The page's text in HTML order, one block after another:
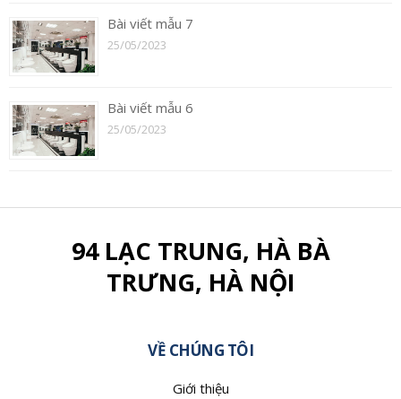
Bài viết mẫu 7
25/05/2023
Bài viết mẫu 6
25/05/2023
94 LẠC TRUNG, HÀ BÀ
TRƯNG, HÀ NỘI
VỀ CHÚNG TÔI
Giới thiệu